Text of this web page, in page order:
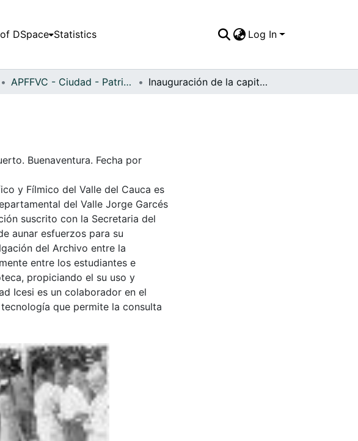
DSpace Statistics Log In
APFFVC - Ciudad - Patrimonial Inauguración de la capitanía del puerto
Buenaventura. Fecha por
y Fílmico del Valle del Cauca es
del Valle Jorge Garcés
suscrito con la Secretaria del
aunar esfuerzos para su
del Archivo entre la
entre los estudiantes e
propiciando el su uso y
Icesi es un colaborador en el
que permite la consulta